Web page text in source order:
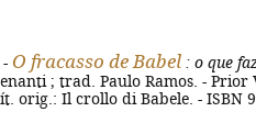
- O fracasso de Babel : o que
; trad. Paulo Ramos. - Prior
orig.: Il crollo di Babele. - ISBN